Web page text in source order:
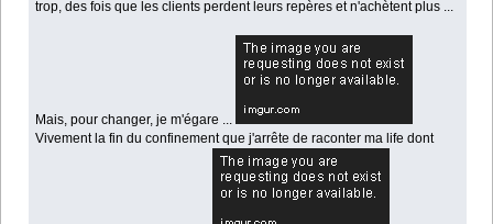
trop, des fois que les clients perdent leurs repères et n'achètent plus ...
Mais, pour changer, je m'égare ...
Vivement la fin du confinement que j'arrête de raconter ma life dont